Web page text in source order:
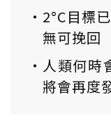
2°C目標
無可挽回
人類何時
將會再度